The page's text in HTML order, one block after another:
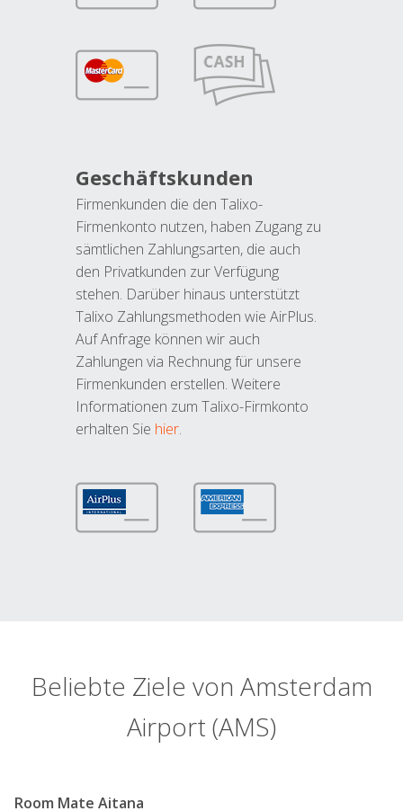
Geschäftskunden
Firmenkunden die den Talixo-
Firmenkonto nutzen, haben Zugang zu
sämtlichen Zahlungsarten, die auch
den Privatkunden zur Verfügung
stehen. Darüber hinaus unterstützt
Talixo Zahlungsmethoden wie AirPlus.
Auf Anfrage können wir auch
Zahlungen via Rechnung für unsere
Firmenkunden erstellen. Weitere
Informationen zum Talixo-Firmkonto
erhalten Sie hier.
Beliebte Ziele von Amsterdam
Airport (AMS)
Room Mate Aitana